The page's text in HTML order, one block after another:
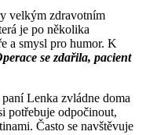
velkým zdravotním
je po několika
a smysl pro humor. K
se zdařila, pacient
Lenka zvládne doma
potřebuje odpočinout,
Často se navštěvuje